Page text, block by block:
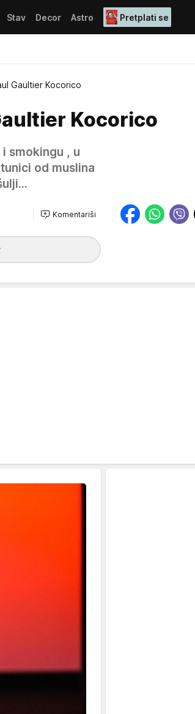
Stav Decor Astro Pretplati se
Gaultier Kocorico
Kocorico
smokingu , u
od muslina
Komentariši